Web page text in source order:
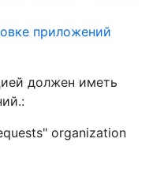
приложений
должен иметь
organization